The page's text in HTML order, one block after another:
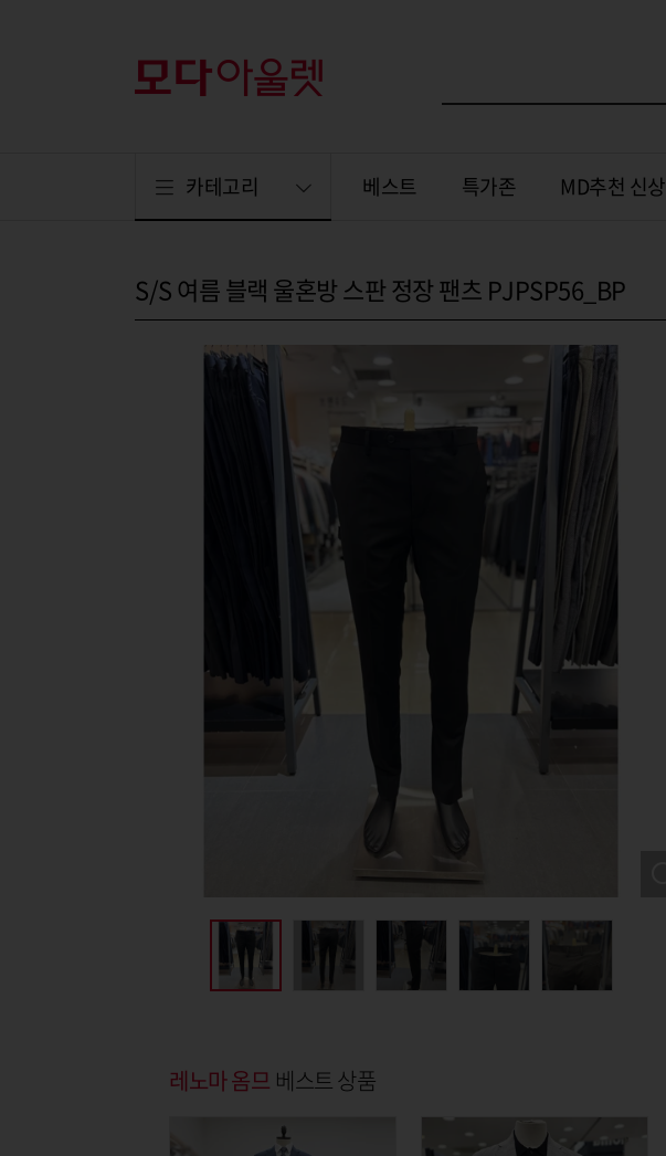
카테고리 베스트 특가존 MD추천 신상
S/S 여름 블랙 울혼방 스판 정장 팬츠 PJPSP56_BP
레노마 옴므 베스트 상품